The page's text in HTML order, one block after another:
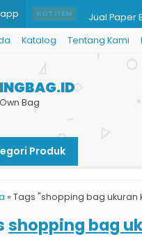
HOT ITEM Jual Paper
Shopping
Cetak
Grosir
Jual
Katalog Tentang Kami
Bag
Produk
» Tags "shopping bag ukuran
shopping bag